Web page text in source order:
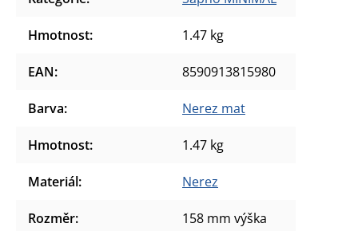
Hmotnost: 1.47 kg
EAN: 8590913815980
Barva: Nerez mat
Hmotnost: 1.47 kg
Materiál: Nerez
Rozměr: 158 mm výška